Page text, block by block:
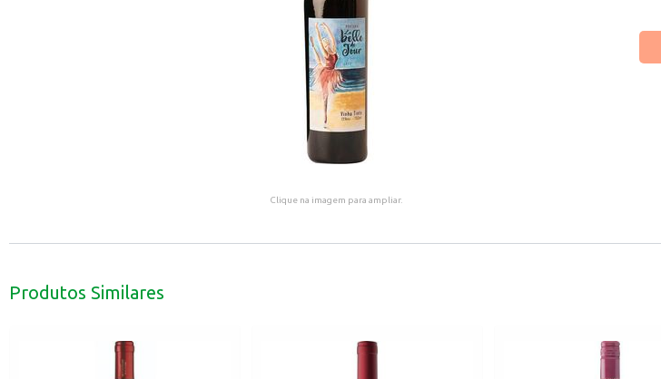
Clique na imagem para ampliar.
Produtos Similares